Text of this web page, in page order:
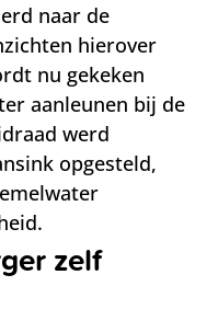
naar de
hierover
nu gekeken
aanleunen bij de
werd
opgesteld,
zelf